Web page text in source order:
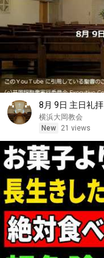
8月 9日 主日礼拝
横浜大岡教会
New
21 views